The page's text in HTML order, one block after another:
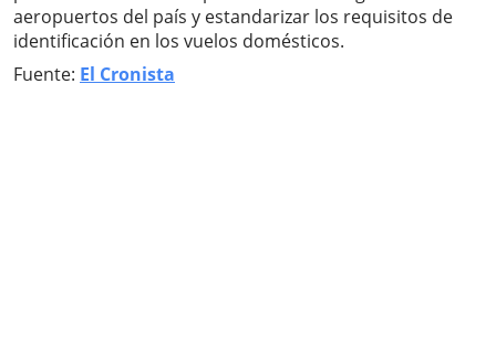
aeropuertos del país y estandarizar los requisitos de
identificación en los vuelos domésticos.
Fuente: El Cronista